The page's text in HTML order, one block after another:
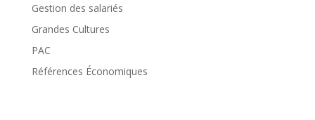
Gestion des salariés
Grandes Cultures
PAC
Références Économiques